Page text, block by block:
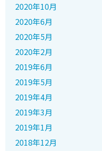
2020年10月
2020年6月
2020年5月
2020年2月
2019年6月
2019年5月
2019年4月
2019年3月
2019年1月
2018年12月